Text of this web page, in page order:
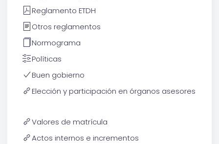
Reglamento ETDH
Otros reglamentos
Normograma
Políticas
Buen gobierno
Elección y participación en órganos asesores
Valores de matrícula
Actos internos e incrementos